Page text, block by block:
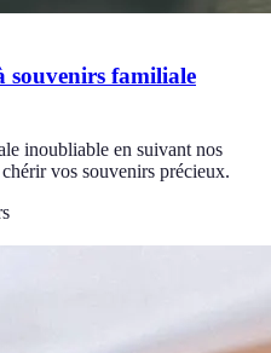
souvenirs familiale
inoubliable en suivant nos
vos souvenirs précieux.